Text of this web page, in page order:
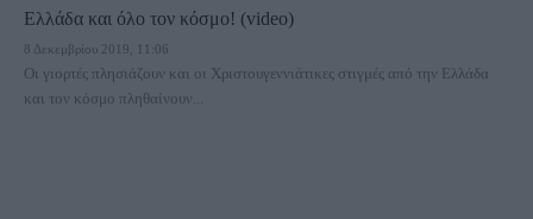
Ελλάδα και όλο τον κόσμο! (video)
8 Δεκεμβρίου 2019, 11:06
Οι γιορτές πλησιάζουν και οι Χριστουγεννιάτικες στιγμές από την Ελλάδα
και τον κόσμο πληθαίνουν...